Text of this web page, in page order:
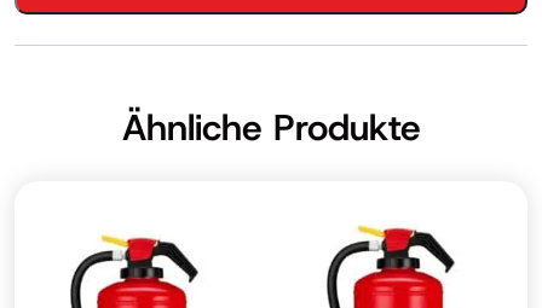
Ähnliche Produkte